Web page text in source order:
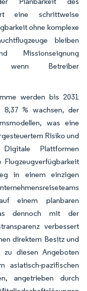
eine schrittweise
ohne komplexe
bleiben
wenn Betreiber
werden bis 2031
% wachsen, der
was eine
Risiko und
Plattformen
in einem einzigen
einem planbaren
dennoch mit der
verbessert
direktem Besitz und
zu diesen Angeboten
asiatisch-pazifischen
angetrieben durch